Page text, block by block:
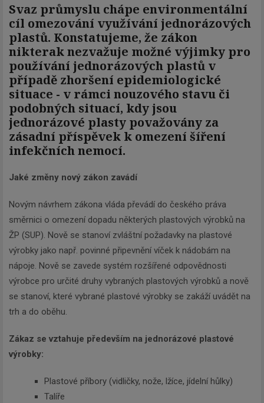
Svaz průmyslu chápe environmentální
cíl omezování využívání jednorázových
plastů. Konstatujeme, že zákon
nikterak nezvažuje možné výjimky pro
používání jednorázových plastů v
případě zhoršení epidemiologické
situace - v rámci nouzového stavu či
podobných situací, kdy jsou
jednorázové plasty považovány za
zásadní příspěvek k omezení šíření
infekčních nemocí.
Jaké změny nový zákon zavádí
Novým návrhem zákona vláda převádí do českého práva
směrnici o omezení dopadu některých plastových výrobků na
ŽP (SUP). Nově se stanoví zvláštní požadavky na plastové
výrobky jako např. povinné připevnění víček k nádobám na
nápoje. Nově se zavede systém rozšířené odpovědnosti
výrobce pro určité druhy vybraných plastových výrobků a nově
se stanoví, které vybrané plastové výrobky se zakáží uvádět na
trh a do oběhu.
Zákaz se vztahuje především na jednorázové plastové
výrobky:
Plastové příbory (vidličky, nože, lžíce, jídelní hůlky)
Talíře